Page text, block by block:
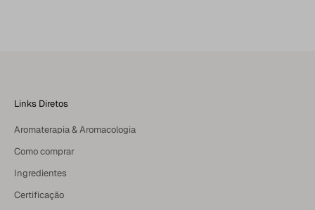
Links Diretos
Aromaterapia & Aromacologia
Como comprar
Ingredientes
Certificação